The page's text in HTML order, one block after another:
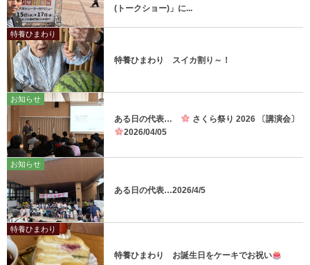
(トークショー)」に...
特養ひまわり
特養ひまわり スイカ割り～！
お知らせ
ある日の代表…
さくら祭り 2026 〔講演会〕
2026/04/05
お知らせ
ある日の代表…2026/4/5
特養ひまわり
特養ひまわり お誕生日をケーキでお祝い